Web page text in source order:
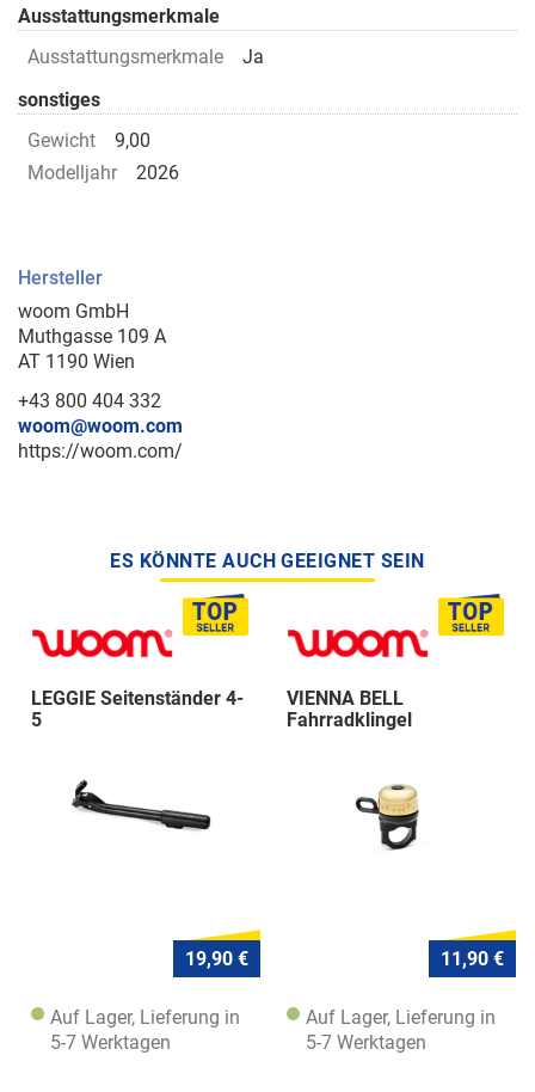
Ausstattungsmerkmale
Ausstattungsmerkmale
Ja
sonstiges
Gewicht
9,00
Modelljahr
2026
Hersteller
woom GmbH
Muthgasse 109 A
AT 1190 Wien
+43 800 404 332
woom@woom.com
https://woom.com/
ES KÖNNTE AUCH GEEIGNET SEIN
LEGGIE Seitenständer 4-
5
19,90 €
Auf Lager, Lieferung in
5-7 Werktagen
VIENNA BELL
Fahrradklingel
11,90 €
Auf Lager, Lieferung in
5-7 Werktagen